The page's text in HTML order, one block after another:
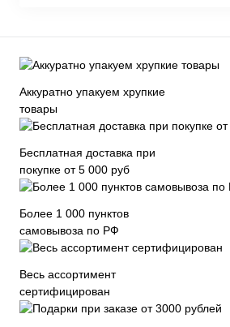
Аккуратно упакуем хрупкие
товары
Бесплатная доставка при
покупке от 5 000 руб
Более 1 000 пунктов
самовывоза по РФ
Весь ассортимент
сертифицирован